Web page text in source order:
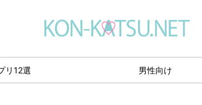
リ12選 男性向け